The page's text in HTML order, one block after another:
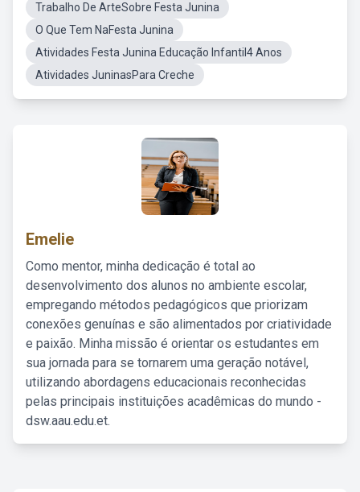
Trabalho De ArteSobre Festa Junina
O Que Tem NaFesta Junina
Atividades Festa Junina Educação Infantil4 Anos
Atividades JuninasPara Creche
Emelie
Como mentor, minha dedicação é total ao
desenvolvimento dos alunos no ambiente escolar,
empregando métodos pedagógicos que priorizam
conexões genuínas e são alimentados por criatividade
e paixão. Minha missão é orientar os estudantes em
sua jornada para se tornarem uma geração notável,
utilizando abordagens educacionais reconhecidas
pelas principais instituições acadêmicas do mundo -
dsw.aau.edu.et.